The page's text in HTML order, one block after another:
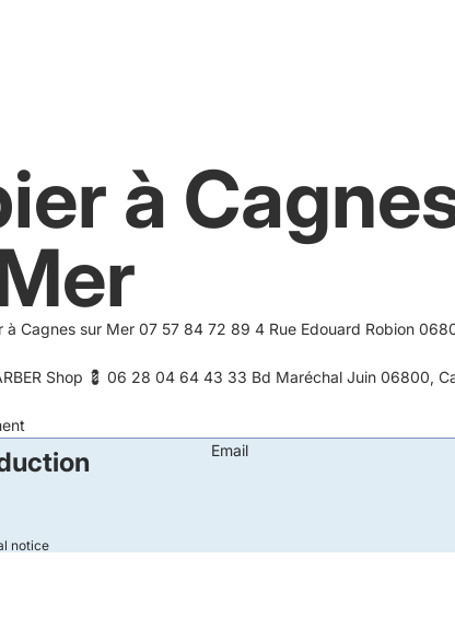
à
à Cagnes sur Mer 07 57 84 72 89 4 Rue Edouard Robion
Shop 💈 06 28 04 64 43 33 Bd Maréchal Juin 06800,
Email
notice